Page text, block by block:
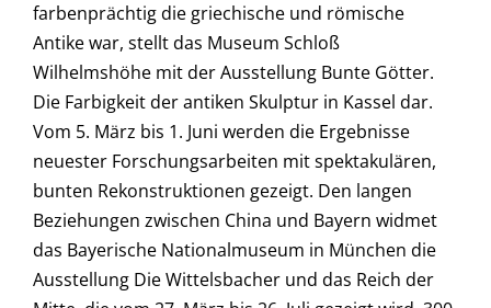
farbenprächtig die griechische und römische
Antike war, stellt das Museum Schloß
Wilhelmshöhe mit der Ausstellung Bunte Götter.
Die Farbigkeit der antiken Skulptur in Kassel dar.
Vom 5. März bis 1. Juni werden die Ergebnisse
neuester Forschungsarbeiten mit spektakulären,
bunten Rekonstruktionen gezeigt. Den langen
Beziehungen zwischen China und Bayern widmet
das Bayerische Nationalmuseum in München die
Ausstellung Die Wittelsbacher und das Reich der